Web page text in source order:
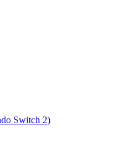
Switch 2)